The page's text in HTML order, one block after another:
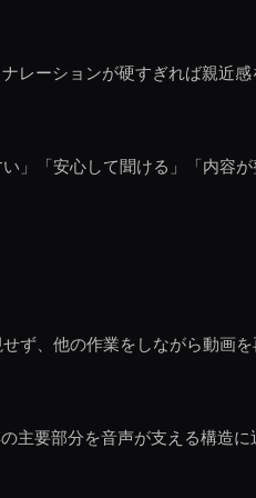
ーションが硬すぎれば親近
「安心して聞ける」「内容
ず、他の作業をしながら動画
要部分を音声が支える構造に